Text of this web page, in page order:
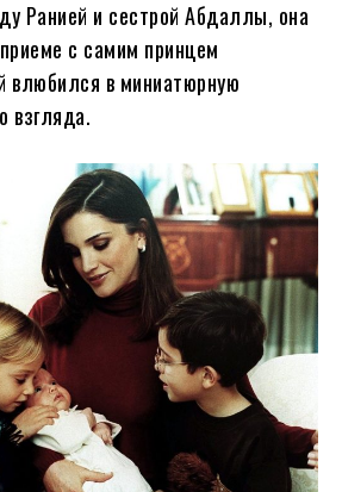
Ранией и сестрой Абдаллы, она
с самим принцем
влюбился в миниатюрную
взгляда.